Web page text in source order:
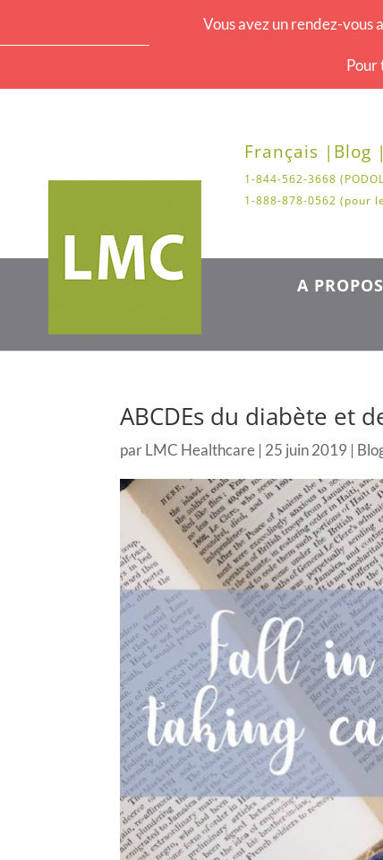
Vous avez un rendez-vous
Pour
Français | Blog |
1-844-562-3668
1-888-878-0562 (pour
A
ABCDEs du diabète et
parLMC Healthcare | 25 juin 2019 |